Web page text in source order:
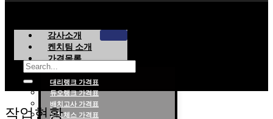
강사소개
켄치팀 소개
가격목록
대리랭크 가격표
듀오랭크 가격표
배치고사 가격표
롤토체스 가격표
작업현황